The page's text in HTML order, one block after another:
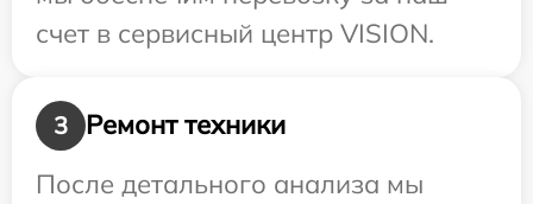
счет в сервисный центр VISION.
3
Ремонт техники
После детального анализа мы